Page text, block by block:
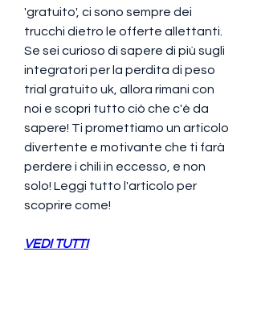
'gratuito', ci sono sempre dei
trucchi dietro le offerte allettanti.
Se sei curioso di sapere di più sugli
integratori per la perdita di peso
trial gratuito uk, allora rimani con
noi e scopri tutto ciò che c'è da
sapere! Ti promettiamo un articolo
divertente e motivante che ti farà
perdere i chili in eccesso, e non
solo! Leggi tutto l'articolo per
scoprire come!
VEDI TUTTI